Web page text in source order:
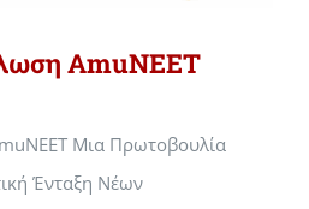
AmuNEET
Μια Πρωτοβουλία
Ένταξη Νέων